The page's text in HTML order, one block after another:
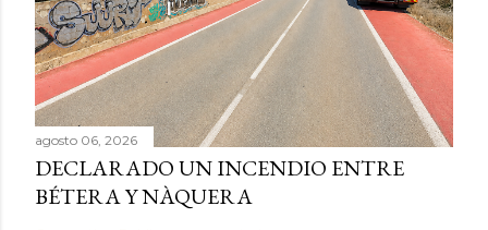
agosto 06, 2026
DECLARADO UN INCENDIO ENTRE
BÉTERA Y NÀQUERA